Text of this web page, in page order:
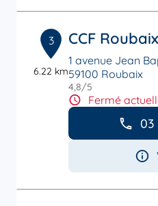
3
6.22 km
CCF Roubaix
1 avenue Jean
59100 Roubaix
4,8/5
Fermé
03